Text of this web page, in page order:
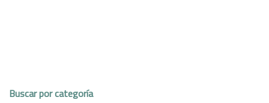
Buscar por categoría